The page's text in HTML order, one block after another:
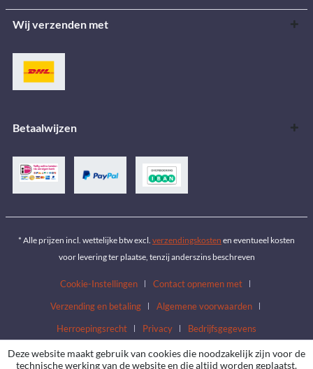
Wij verzenden met
Betaalwijzen
* Alle prijzen incl. wettelijke btw excl. verzendingskosten en eventueel kosten
voor levering ter plaatse, tenzij anderszins beschreven
Cookie-Instellingen
Contact opnemen met
Verzending en betaling
Algemene voorwaarden
Herroepingsrecht
Privacy Bedrijfsgegevens
Deze website maakt gebruik van cookies die noodzakelijk zijn voor de
technische werking van de website en die altijd worden geplaatst.